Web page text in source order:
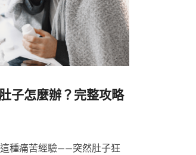
子怎麼辦？完整攻略
種痛苦經驗——突然肚子狂